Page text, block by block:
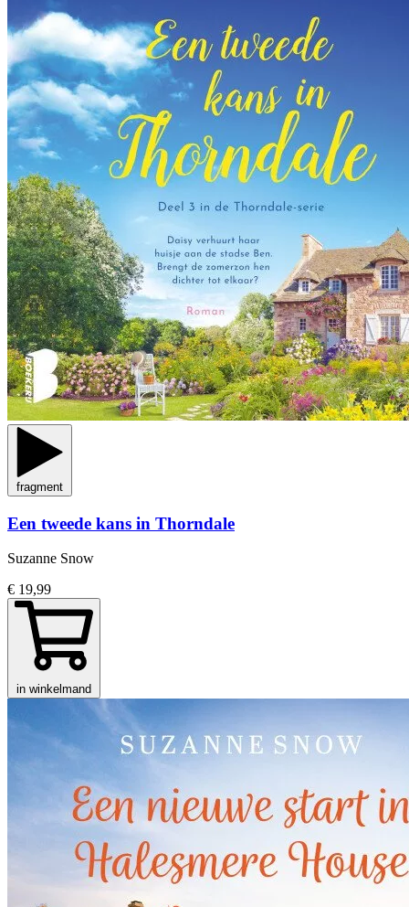
fragment
Een tweede kans in Thorndale
Suzanne Snow
€ 19,99
in winkelmand